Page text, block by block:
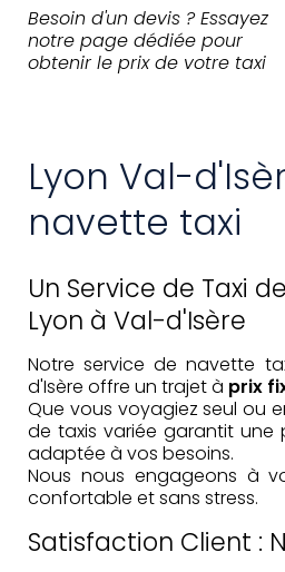
Besoin d'un devis ? Essayez
notre page dédiée pour
obtenir le prix de votre taxi
Lyon Val-
navette taxi
Un Service de Taxi
Lyon à Val-d'Isère
Notre service de navette
d'Isère offre un trajet à prix
Que vous voyagiez seul ou
de taxis variée garantit une
adaptée à vos besoins.
Nous nous engageons à
confortable et sans stress.
Satisfaction Client :